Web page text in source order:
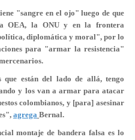
"sangre en el ojo" luego de que
OEA, la ONU y en la frontera
diplomática y moral", por lo
para "armar la resistencia"
están del lado de allá, tengo
y los van a armar para atacar
colombianos, y [para] asesinar
agrega Bernal.
montaje de bandera falsa es lo